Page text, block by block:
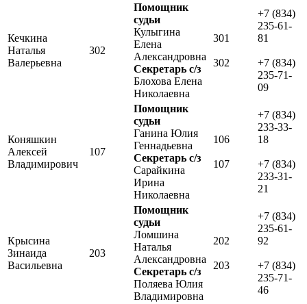
Кечкина
Наталья
Валерьевна
302
Помощник
судьи
Кулыгина
Елена
Александровна
Секретарь с/з
Блохова Елена
Николаевна
301
302
+7 (834)
235-61-
81
+7 (834)
235-71-
09
Коняшкин
Алексей
Владимирович
107
Помощник
судьи
Ганина Юлия
Геннадьевна
Секретарь с/з
Сарайкина
Ирина
Николаевна
106
107
+7 (834)
233-33-
18
+7 (834)
233-31-
21
Крысина
Зинаида
Васильевна
203
Помощник
судьи
Ломшина
Наталья
Александровна
Секретарь с/з
Поляева Юлия
Владимировна
202
203
+7 (834)
235-61-
92
+7 (834)
235-71-
46